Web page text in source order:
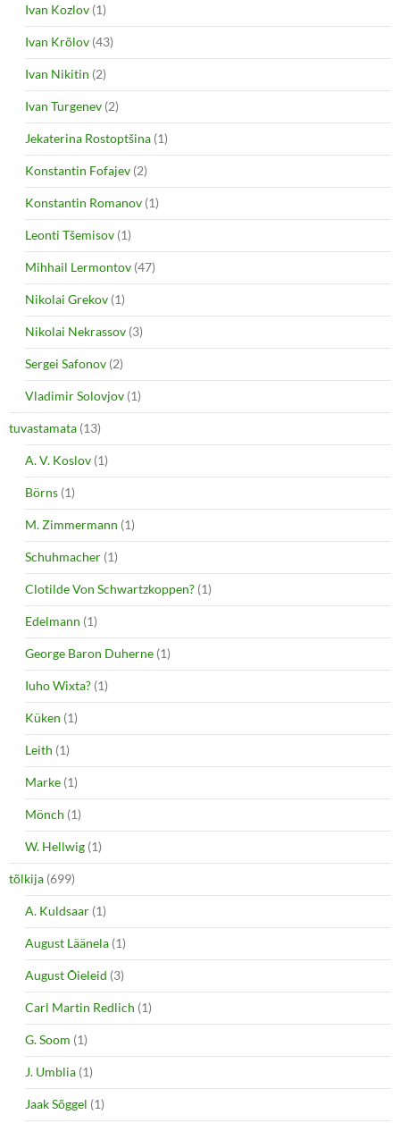
Ivan Kozlov (1)
Ivan Krõlov (43)
Ivan Nikitin (2)
Ivan Turgenev (2)
Jekaterina Rostoptšina (1)
Konstantin Fofajev (2)
Konstantin Romanov (1)
Leonti Tšemisov (1)
Mihhail Lermontov (47)
Nikolai Grekov (1)
Nikolai Nekrassov (3)
Sergei Safonov (2)
Vladimir Solovjov (1)
tuvastamata (13)
A. V. Koslov (1)
Börns (1)
M. Zimmermann (1)
Schuhmacher (1)
Clotilde Von Schwartzkoppen? (1)
Edelmann (1)
George Baron Duherne (1)
Iuho Wixta? (1)
Küken (1)
Leith (1)
Marke (1)
Mönch (1)
W. Hellwig (1)
tõlkija (699)
A. Kuldsaar (1)
August Läänela (1)
August Õieleid (3)
Carl Martin Redlich (1)
G. Soom (1)
J. Umblia (1)
Jaak Sõggel (1)